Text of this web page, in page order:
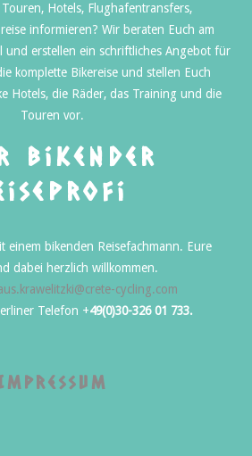
Hotels, Flughafentransfers,
informieren? Wir beraten Euch am
und erstellen ein schriftliches Angebot für
komplette Bikereise und stellen Euch
Hotels, die Räder, das Training und die
Touren vor.
bikender
einem bikenden Reisefachmann. Eure
dabei herzlich willkommen.
cycling.com
Telefon +49(0)30-326 01 733.